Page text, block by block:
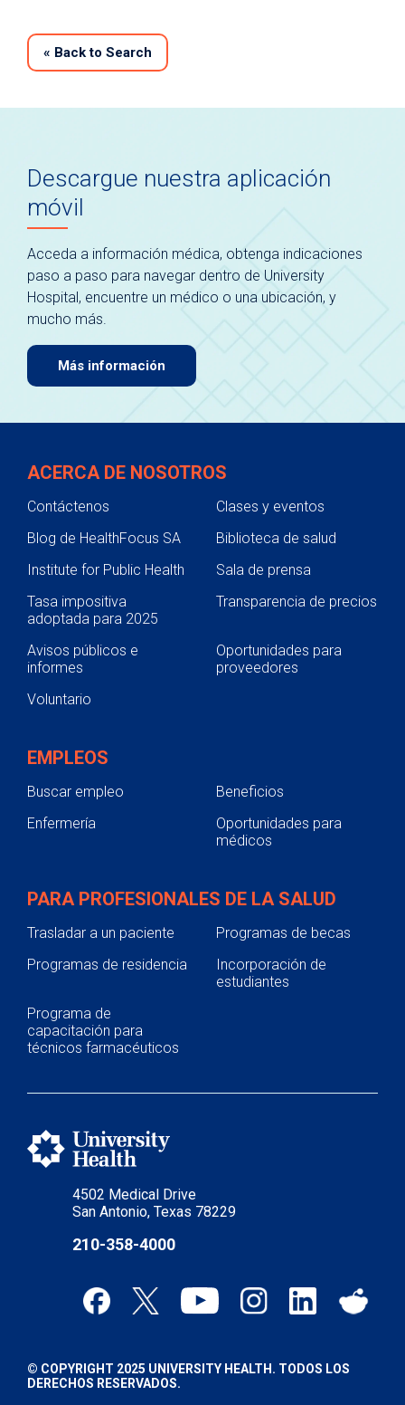
« Back to Search
Descargue nuestra aplicación
móvil
Acceda a información médica, obtenga indicaciones
paso a paso para navegar dentro de University
Hospital, encuentre un médico o una ubicación, y
mucho más.
Más información
4502 Medical Drive
San Antonio, Texas 78229
210-358-4000
ACERCA DE NOSOTROS
Contáctenos
Clases y eventos
Blog de HealthFocus SA
Biblioteca de salud
Institute for Public Health
Sala de prensa
Tasa impositiva
adoptada para 2025
Transparencia de precios
Avisos públicos e
informes
Oportunidades para
proveedores
Voluntario
EMPLEOS
Buscar empleo
Beneficios
Enfermería
Oportunidades para
médicos
PARA PROFESIONALES DE LA SALUD
Trasladar a un paciente
Programas de becas
Programas de residencia
Incorporación de
estudiantes
Programa de
capacitación para
técnicos farmacéuticos
© COPYRIGHT 2025 UNIVERSITY HEALTH. TODOS LOS
DERECHOS RESERVADOS.